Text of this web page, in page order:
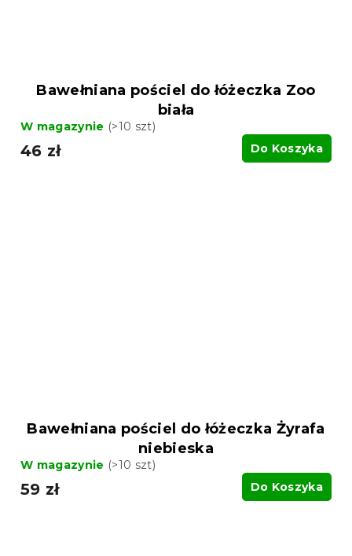
Bawełniana pościel do łóżeczka Zoo
biała
W magazynie (>10 szt)
46 zł Do Koszyka
Bawełniana pościel do łóżeczka Żyrafa
niebieska
W magazynie (>10 szt)
59 zł Do Koszyka